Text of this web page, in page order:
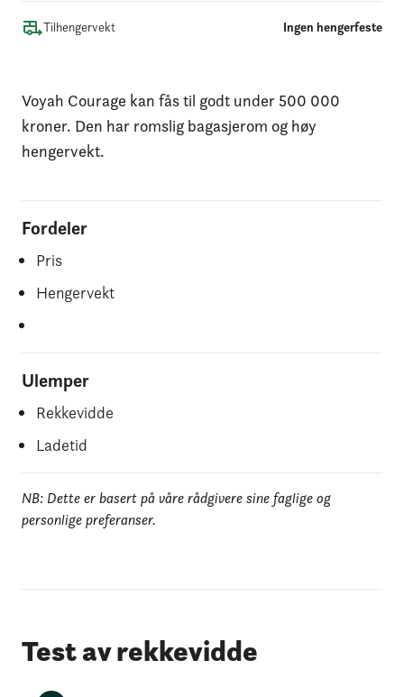
Tilhengervekt Ingen hengerfeste
Voyah Courage kan fås til godt under 500 000
kroner. Den har romslig bagasjerom og høy
hengervekt.
Fordeler
Pris
Hengervekt
Ulemper
Rekkevidde
Ladetid
NB: Dette er basert på våre rådgivere sine faglige og
personlige preferanser.
Test av rekkevidde